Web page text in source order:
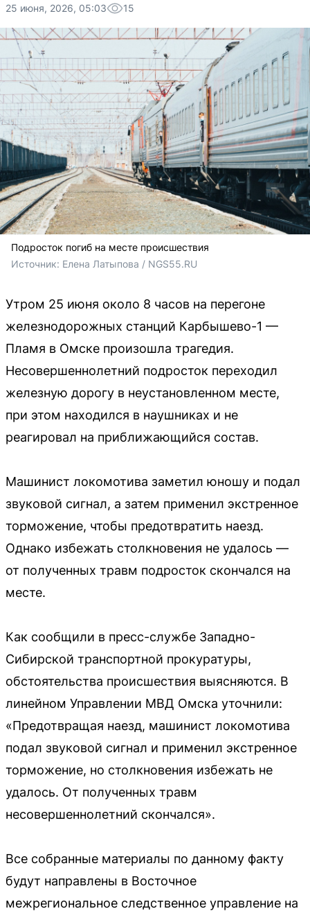
25 июня, 2026, 05:03 15
Подросток погиб на месте происшествия
Источник: Елена Латыпова / NGS55.RU
Утром 25 июня около 8 часов на перегоне
железнодорожных станций Карбышево-1 —
Пламя в Омске произошла трагедия.
Несовершеннолетний подросток переходил
железную дорогу в неустановленном месте,
при этом находился в наушниках и не
реагировал на приближающийся состав.
Машинист локомотива заметил юношу и подал
звуковой сигнал, а затем применил экстренное
торможение, чтобы предотвратить наезд.
Однако избежать столкновения не удалось —
от полученных травм подросток скончался на
месте.
Как сообщили в пресс-службе Западно-
Сибирской транспортной прокуратуры,
обстоятельства происшествия выясняются. В
линейном Управлении МВД Омска уточнили:
«Предотвращая наезд, машинист локомотива
подал звуковой сигнал и применил экстренное
торможение, но столкновения избежать не
удалось. От полученных травм
несовершеннолетний скончался».
Все собранные материалы по данному факту
будут направлены в Восточное
межрегиональное следственное управление на